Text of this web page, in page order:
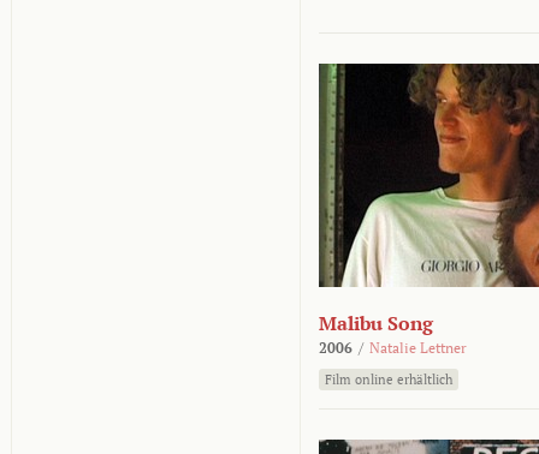
Malibu Song
2006 / Natalie Lettner
Film online erhältlich